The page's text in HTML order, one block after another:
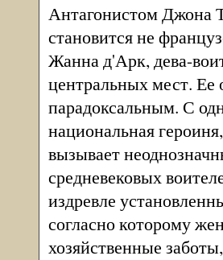
Антагонистом Джона
становится не
Жанна д'Арк, дева-
центральных мест. Ее
парадоксальным. С
национальная
вызывает
средневековых
издревле
согласно которому
хозяйственные